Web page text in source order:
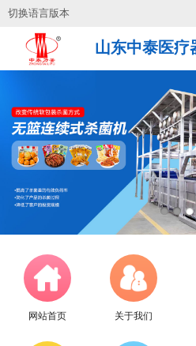
切换语言版本
山东中泰医疗
网站首页 关于我们